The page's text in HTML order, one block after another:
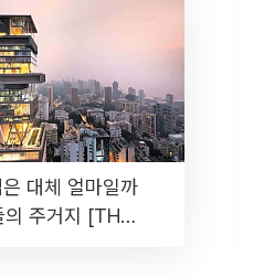
대체 얼마일까
의 주거지 [THE